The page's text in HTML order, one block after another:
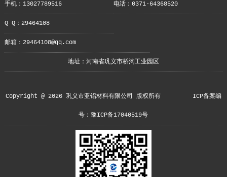
手机：13027789516 电话：0371-64368520
Q Q：29464108
邮箱：29464108@qq.com
地址：河南省巩义市桥沟工业园区
Copyright @ 2026 巩义市亚铝材料有限公司 版权所有 ICP备案编
号：豫ICP备17040519号